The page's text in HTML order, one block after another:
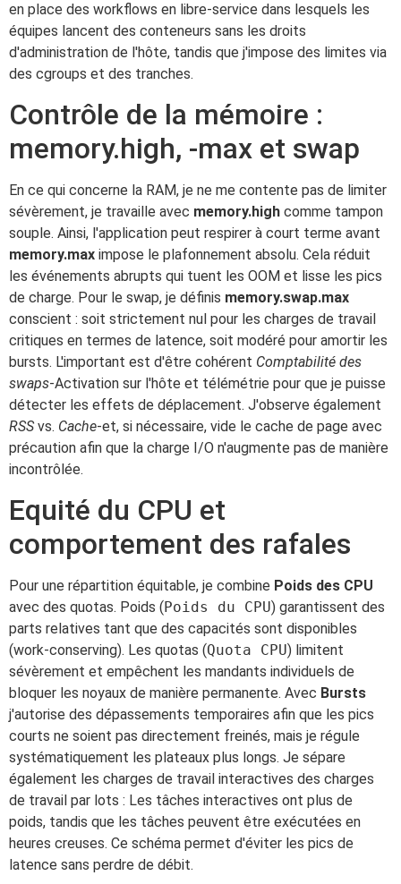
en place des workflows en libre-service dans lesquels les
équipes lancent des conteneurs sans les droits
d'administration de l'hôte, tandis que j'impose des limites via
des cgroups et des tranches.
Contrôle de la mémoire :
memory.high, -max et swap
En ce qui concerne la RAM, je ne me contente pas de limiter
sévèrement, je travaille avec memory.high comme tampon
souple. Ainsi, l'application peut respirer à court terme avant
memory.max impose le plafonnement absolu. Cela réduit
les événements abrupts qui tuent les OOM et lisse les pics
de charge. Pour le swap, je définis memory.swap.max
conscient : soit strictement nul pour les charges de travail
critiques en termes de latence, soit modéré pour amortir les
bursts. L'important est d'être cohérent Comptabilité des
swaps-Activation sur l'hôte et télémétrie pour que je puisse
détecter les effets de déplacement. J'observe également
RSSvs. Cache-et, si nécessaire, vide le cache de page avec
précaution afin que la charge I/O n'augmente pas de manière
incontrôlée.
Equité du CPU et
comportement des rafales
Pour une répartition équitable, je combine Poids des CPU
avec des quotas. Poids ( Poids du CPU) garantissent des
parts relatives tant que des capacités sont disponibles
(work-conserving). Les quotas (Quota CPU) limitent
sévèrement et empêchent les mandants individuels de
bloquer les noyaux de manière permanente. Avec Bursts
j'autorise des dépassements temporaires afin que les pics
courts ne soient pas directement freinés, mais je régule
systématiquement les plateaux plus longs. Je sépare
également les charges de travail interactives des charges
de travail par lots : Les tâches interactives ont plus de
poids, tandis que les tâches peuvent être exécutées en
heures creuses. Ce schéma permet d'éviter les pics de
latence sans perdre de débit.